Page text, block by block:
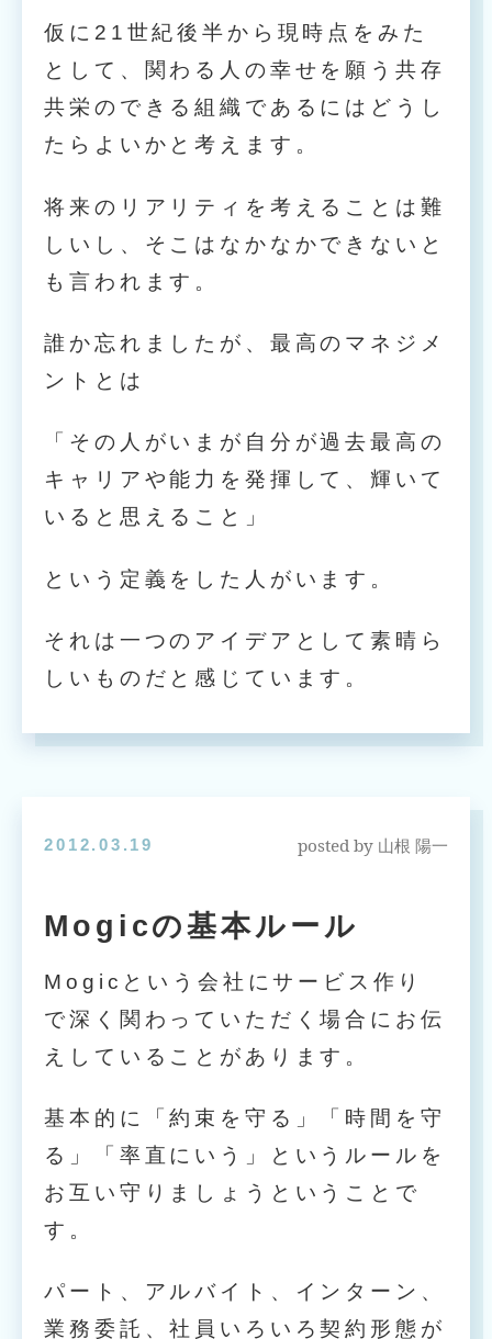
仮に21世紀後半から現時点をみた
として、関わる人の幸せを願う共存
共栄のできる組織であるにはどうし
たらよいかと考えます。
将来のリアリティを考えることは難
しいし、そこはなかなかできないと
も言われます。
誰か忘れましたが、最高のマネジメ
ントとは
「その人がいまが自分が過去最高の
キャリアや能力を発揮して、輝いて
いると思えること」
という定義をした人がいます。
それは一つのアイデアとして素晴ら
しいものだと感じています。
2012.03.19 posted by 山根 陽一
Mogicの基本ルール
Mogicという会社にサービス作り
で深く関わっていただく場合にお伝
えしていることがあります。
基本的に「約束を守る」「時間を守
る」「率直にいう」というルールを
お互い守りましょうということで
す。
パート、アルバイト、インターン、
業務委託、社員いろいろ契約形態が